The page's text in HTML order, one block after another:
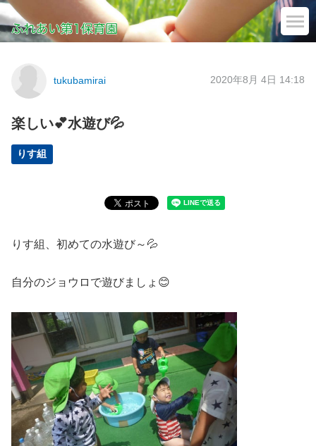
tukubamirai 2020年8月 4日 14:18
楽しい💕水遊び💦
りす組
りす組、初めての水遊び～💦
自分のジョウロで遊びましょ😊